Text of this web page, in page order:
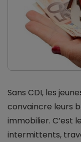
Sans CDI, les
convaincre leurs
immobilier. C’est
intermittents,